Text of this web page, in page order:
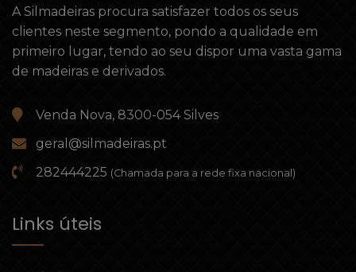
A Silmadeiras procura satisfazer todos os seus
clientes neste segmento, pondo a qualidade em
primeiro lugar, tendo ao seu dispor uma vasta gama
de madeiras e derivados.
Venda Nova, 8300-054 Silves
geral@silmadeiras.pt
282444225 (Chamada para a rede fixa nacional)
Links úteis